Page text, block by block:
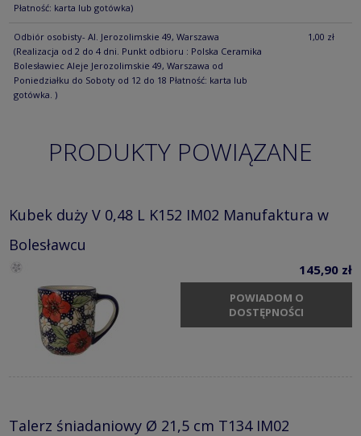
Płatność: karta lub gotówka)
Odbiór osobisty- Al. Jerozolimskie 49, Warszawa
(Realizacja od 2 do 4 dni. Punkt odbioru : Polska Ceramika
Bolesławiec Aleje Jerozolimskie 49, Warszawa od
Poniedziałku do Soboty od 12 do 18 Płatność: karta lub
gotówka. )
1,00 zł
PRODUKTY POWIĄZANE
Kubek duży V 0,48 L K152 IM02 Manufaktura w
Bolesławcu
145,90 zł
POWIADOM O
DOSTĘPNOŚCI
Talerz śniadaniowy Ø 21,5 cm T134 IM02